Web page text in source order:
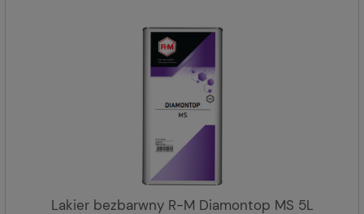
Lakier bezbarwny R-M Diamontop MS 5L